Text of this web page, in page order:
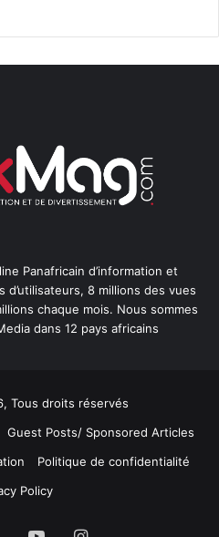
Panafricain d’information et
8 millions des vues
chaque mois. Nous sommes
dans 12 pays africains
Tous droits réservés
Guest Posts/ Sponsored Articles
Politique de confidentialité
Policy